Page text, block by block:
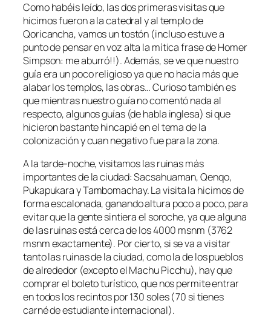
Como habéis leído, las dos primeras visitas que
hicimos fueron a la catedral y al templo de
Qoricancha, vamos un tostón (incluso estuve a
punto de pensar en voz alta la mítica frase de Homer
Simpson: me aburró!!). Además, se ve que nuestro
guía era un poco religioso ya que no hacía más que
alabar los templos, las obras… Curioso también es
que mientras nuestro guía no comentó nada al
respecto, algunos guías (de habla inglesa) si que
hicieron bastante hincapié en el tema de la
colonización y cuan negativo fue para la zona.
A la tarde-noche, visitamos las ruinas más
importantes de la ciudad: Sacsahuaman, Qenqo,
Pukapukara y Tambomachay. La visita la hicimos de
forma escalonada, ganando altura poco a poco, para
evitar que la gente sintiera el soroche, ya que alguna
de las ruinas está cerca de los 4000 msnm (3762
msnm exactamente). Por cierto, si se va a visitar
tanto las ruinas de la ciudad, como la de los pueblos
de alrededor (excepto el Machu Picchu), hay que
comprar el boleto turístico, que nos permite entrar
en todos los recintos por 130 soles (70 si tienes
carné de estudiante internacional).